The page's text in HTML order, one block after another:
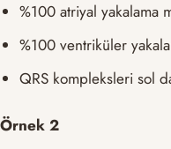
%100 atriyal yakalama
%100 ventriküler
QRS kompleksleri sol
Örnek 2